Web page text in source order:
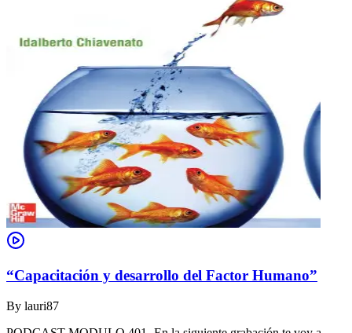
“Capacitación y desarrollo del Factor Humano”
By lauri87